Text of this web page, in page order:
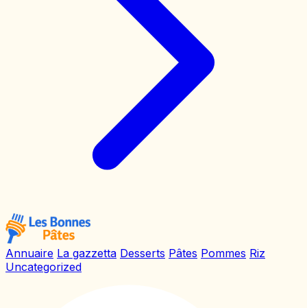
Annuaire La gazzetta Desserts Pâtes Pommes Riz
Uncategorized